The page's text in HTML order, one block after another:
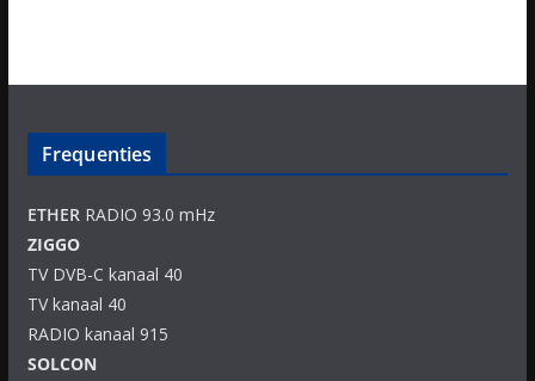
Frequenties
ETHERRADIO 93.0 mHz
ZIGGO
TV DVB-C kanaal 40
TV kanaal 40
RADIO kanaal 915
SOLCON